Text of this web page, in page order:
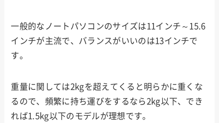
一般的なノートパソコンのサイズは11インチ～15.6
インチが主流で、バランスがいいのは13インチで
す。
重量に関しては2kgを超えてくると明らかに重くな
るので、頻繁に持ち運びをするなら2kg以下、でき
れば1.5kg以下のモデルが理想です。